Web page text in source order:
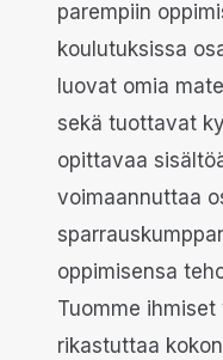
parempiin
koulutuksissa
luovat omia
sekä tuottavat
opittavaa
voimaannuttaa
oppimisensa
Tuomme
rikastuttaa